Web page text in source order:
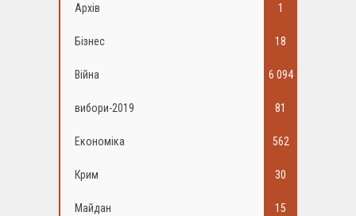
Архів 1
Бізнес 18
Війна 6 094
вибори-2019 81
Економіка 562
Крим 30
Майдан 15